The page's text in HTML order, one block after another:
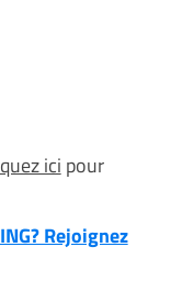
ici pour
Rejoignez